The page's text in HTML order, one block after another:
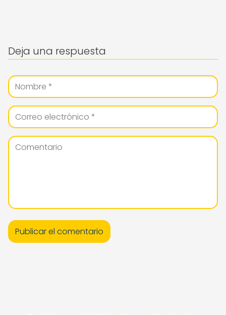
Deja una respuesta